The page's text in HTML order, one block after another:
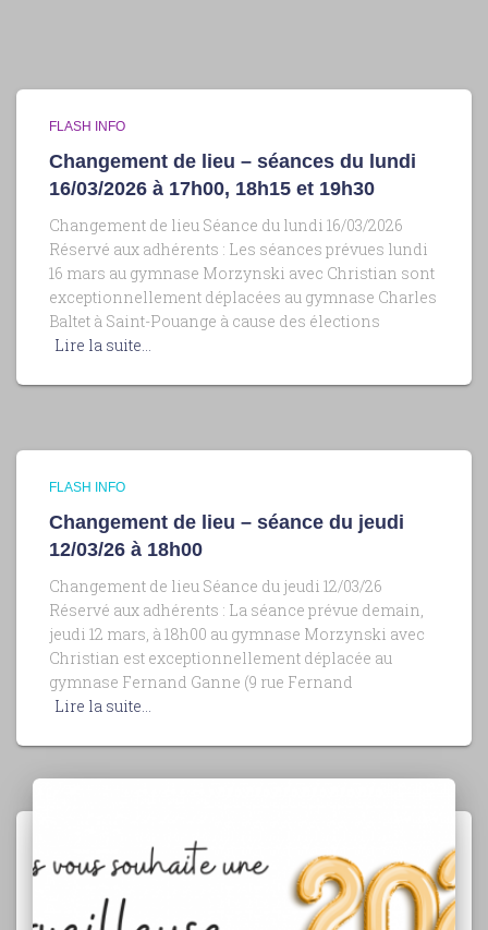
FLASH INFO
Changement de lieu – séances du lundi
16/03/2026 à 17h00, 18h15 et 19h30
Changement de lieu Séance du lundi 16/03/2026
Réservé aux adhérents : Les séances prévues lundi
16 mars au gymnase Morzynski avec Christian sont
exceptionnellement déplacées au gymnase Charles
Baltet à Saint-Pouange à cause des élections
Lire la suite…
FLASH INFO
Changement de lieu – séance du jeudi
12/03/26 à 18h00
Changement de lieu Séance du jeudi 12/03/26
Réservé aux adhérents : La séance prévue demain,
jeudi 12 mars, à 18h00 au gymnase Morzynski avec
Christian est exceptionnellement déplacée au
gymnase Fernand Ganne (9 rue Fernand
Lire la suite…